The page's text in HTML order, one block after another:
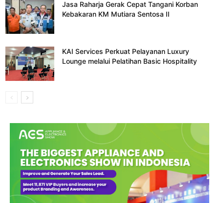
Jasa Raharja Gerak Cepat Tangani Korban
Kebakaran KM Mutiara Sentosa II
KAI Services Perkuat Pelayanan Luxury
Lounge melalui Pelatihan Basic Hospitality